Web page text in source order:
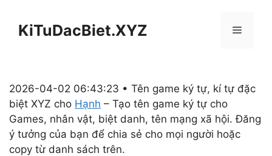
KiTuDacBiet.XYZ Menu
2026-04-02 06:43:23 • Tên game ký tự, kí tự đặc
biệt XYZ cho Hạnh – Tạo tên game ký tự cho
Games, nhân vật, biệt danh, tên mạng xã hội. Đăng
ý tưởng của bạn để chia sẻ cho mọi người hoặc
copy từ danh sách trên.